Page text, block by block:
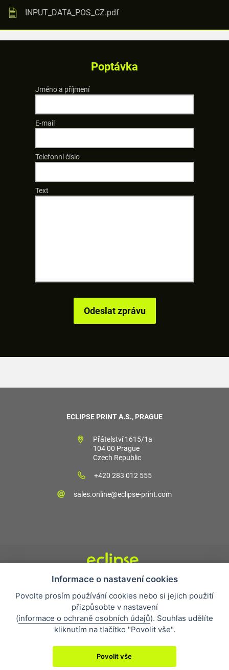
INPUT_DATA_POS_CZ.pdf
Poptávka
Jméno a příjmení
E-mail
Telefonní číslo
Text
ECLIPSE PRINT A.S., PRAGUE
Přátelství 1615/1a
104 00 Prague
Czech Republic
+420 283 012 555
sales.online@eclipse-print.com
Obchodní podmínky
Nejčastější otázky
Ochrana osobních údajů
O společnosti
Whistleblowing
Informace o nastavení cookies
Povolte prosím používání cookies nebo si jejich použití
přizpůsobte v nastavení
(informace o ochraně osobních údajů). Souhlas udělíte
kliknutím na tlačítko "Povolit vše".
Povolit vše